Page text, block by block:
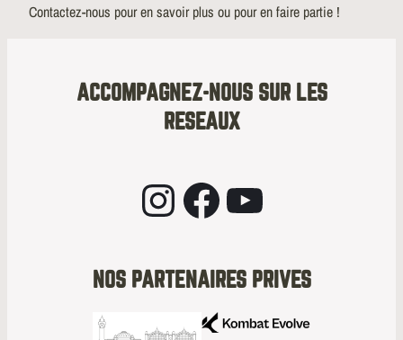
Contactez-nous pour en savoir plus ou pour en faire partie !
ACCOMPAGNEZ-NOUS SUR LES
RESEAUX
Instagram Facebook YouTube
NOS PARTENAIRES PRIVES